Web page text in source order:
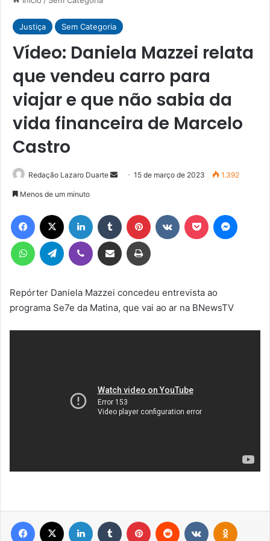
Justiça Sem Categoria
Vídeo: Daniela Mazzei relata
que vendeu carro para
viajar e que não sabia da
vida financeira de Marcelo
Castro
Redação Lazaro Duarte
Mande
mail
15 de março de 2023 1.392
Menos de um minuto
Facebook Linkedin Tumblr Pinterest Pocket
WhatsAppTelegram Viber Compartilhar via e-mail Imprimir
Repórter Daniela Mazzei concedeu entrevista ao
programa Se7e da Matina, que vai ao ar na BNewsTV
Facebook Linkedin Tumblr Pinterest Reddit